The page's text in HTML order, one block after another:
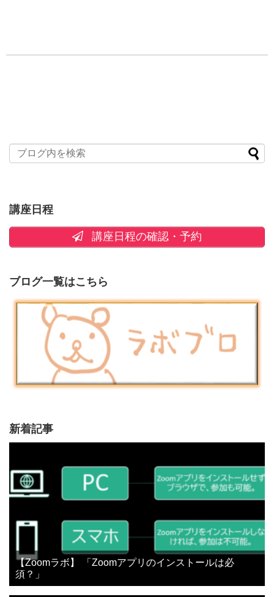
講座日程
講座日程の確認・予約
ブログ一覧はこちら
新着記事
【Zoomラボ】 「Zoomアプリのインストールは必
須？」